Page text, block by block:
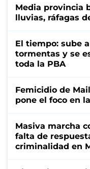
Media provincia
lluvias, ráfagas
El tiempo: sube
tormentas y se
toda la PBA
Femicidio de
pone el foco en
Masiva marcha
falta de
criminalidad en